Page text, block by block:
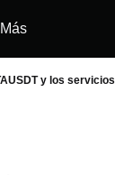
Más
y los